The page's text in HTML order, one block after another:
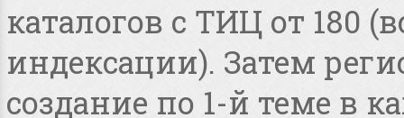
каталогов с ТИЦ от 180
индексации). Затем
создание по 1-й теме в